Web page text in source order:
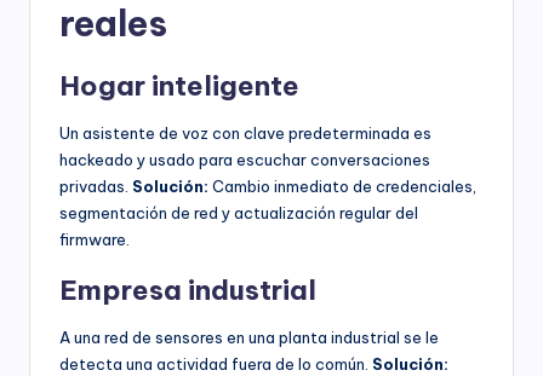
reales
Hogar inteligente
Un asistente de voz con clave predeterminada es
hackeado y usado para escuchar conversaciones
privadas. Solución: Cambio inmediato de credenciales,
segmentación de red y actualización regular del
firmware.
Empresa industrial
A una red de sensores en una planta industrial se le
detecta una actividad fuera de lo común. Solución: